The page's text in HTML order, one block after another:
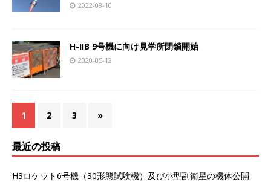
2022-08-10
H-IIB 9号機に向け見学所閉鎖開始
2020-05-12
1 2 3 »
最近の投稿
H3ロケット6号機（30形態試験機）及び小型副衛星の機体公開